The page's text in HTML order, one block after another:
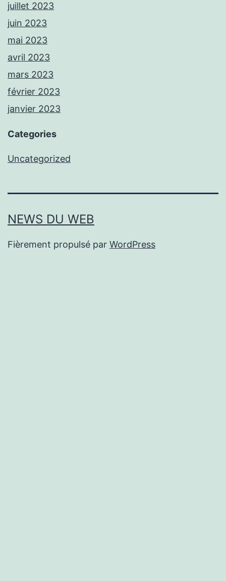
juillet 2023
juin 2023
mai 2023
avril 2023
mars 2023
février 2023
janvier 2023
Categories
Uncategorized
NEWS DU WEB
Fièrement propulsé par WordPress